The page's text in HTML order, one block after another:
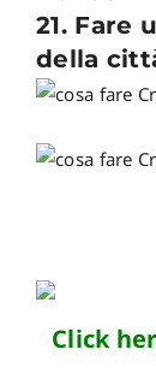
21. Fare
della
Click